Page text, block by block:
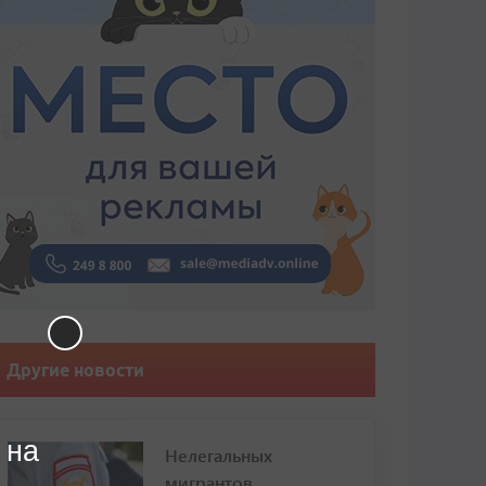
Другие новости
Нелегальных